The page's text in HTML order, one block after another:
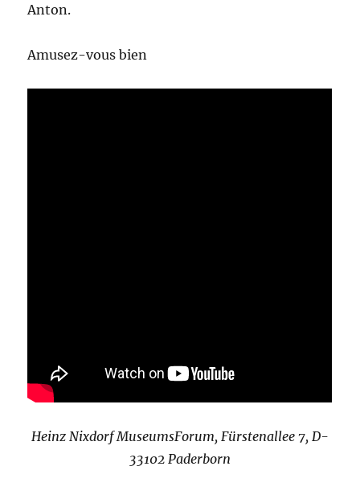
Anton.
Amusez-vous bien
Heinz Nixdorf MuseumsForum, Fürstenallee 7, D-
33102 Paderborn